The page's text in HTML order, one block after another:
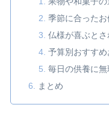
季節に合ったお
仏様が喜ぶと
予算別おすすめ
毎日の供養に
まとめ